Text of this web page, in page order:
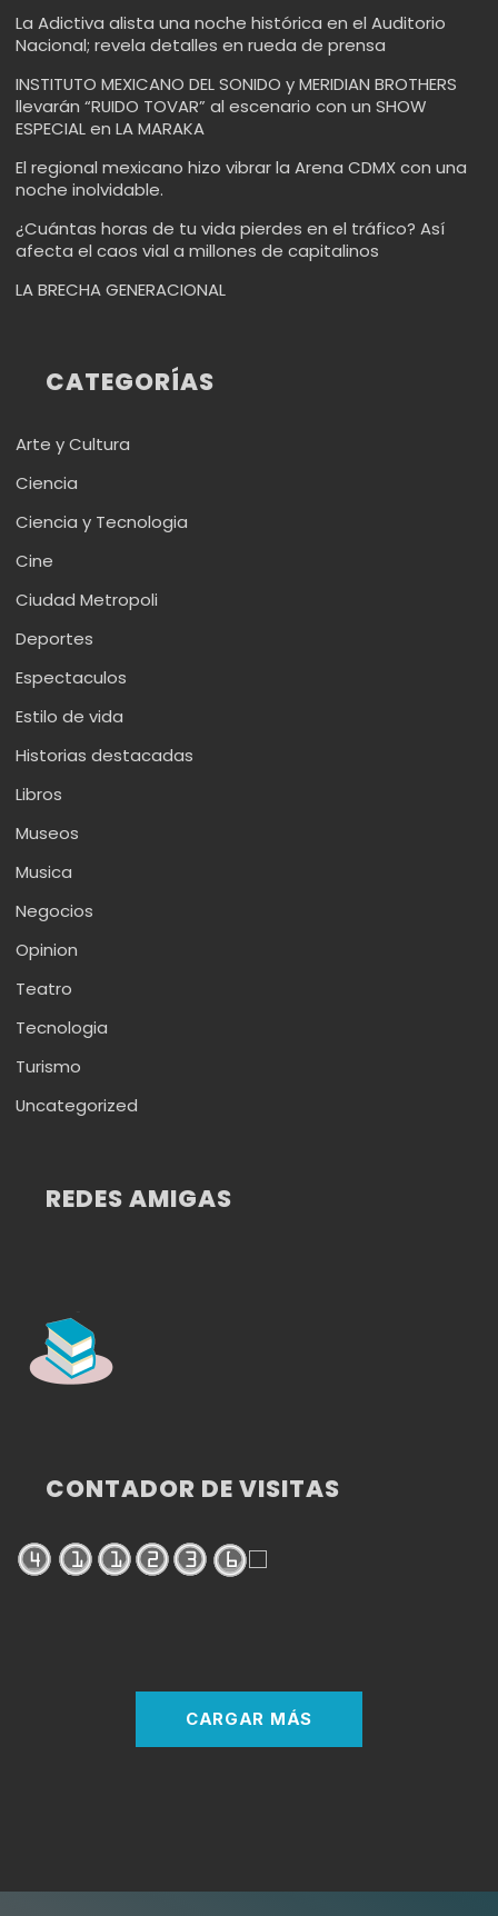
La Adictiva alista una noche histórica en el Auditorio
Nacional; revela detalles en rueda de prensa
INSTITUTO MEXICANO DEL SONIDO y MERIDIAN BROTHERS
llevarán “RUIDO TOVAR” al escenario con un SHOW
ESPECIAL en LA MARAKA
El regional mexicano hizo vibrar la Arena CDMX con una
noche inolvidable.
¿Cuántas horas de tu vida pierdes en el tráfico? Así
afecta el caos vial a millones de capitalinos
LA BRECHA GENERACIONAL
CATEGORÍAS
Arte y Cultura
Ciencia
Ciencia y Tecnologia
Cine
Ciudad Metropoli
Deportes
Espectaculos
Estilo de vida
Historias destacadas
Libros
Museos
Musica
Negocios
Opinion
Teatro
Tecnologia
Turismo
Uncategorized
REDES AMIGAS
CONTADOR DE VISITAS
CARGAR MÁS